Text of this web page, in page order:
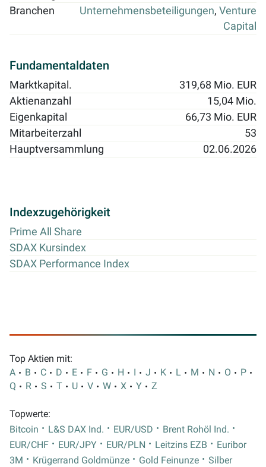
Branchen
Unternehmensbeteiligungen, Venture
Capital
Fundamentaldaten
Marktkapital.
319,68 Mio. EUR
Aktienanzahl
15,04 Mio.
Eigenkapital
66,73 Mio. EUR
Mitarbeiterzahl
53
Hauptversammlung
02.06.2026
Indexzugehörigkeit
Prime All Share
SDAX Kursindex
SDAX Performance Index
Top Aktien mit:
A
B C D E F G H I J K L M N O
P
Q
R S T U V W X Y Z
Topwerte:
Bitcoin
L&S DAX Ind. EUR/USD
Brent Rohöl Ind.
EUR/CHF
EUR/JPY EUR/PLN Leitzins EZB
Euribor
3M
Krügerrand Goldmünze Gold Feinunze Silber